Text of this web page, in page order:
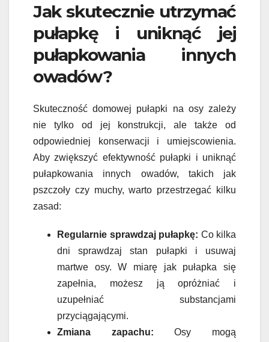
Jak skutecznie utrzymać
pułapkę i uniknąć jej
pułapkowania innych
owadów?
Skuteczność domowej pułapki na osy zależy
nie tylko od jej konstrukcji, ale także od
odpowiedniej konserwacji i umiejscowienia.
Aby zwiększyć efektywność pułapki i uniknąć
pułapkowania innych owadów, takich jak
pszczoły czy muchy, warto przestrzegać kilku
zasad:
Regularnie sprawdzaj pułapkę: Co kilka
dni sprawdzaj stan pułapki i usuwaj
martwe osy. W miarę jak pułapka się
zapełnia, możesz ją opróżniać i
uzupełniać substancjami
przyciągającymi.
Zmiana zapachu: Osy mogą